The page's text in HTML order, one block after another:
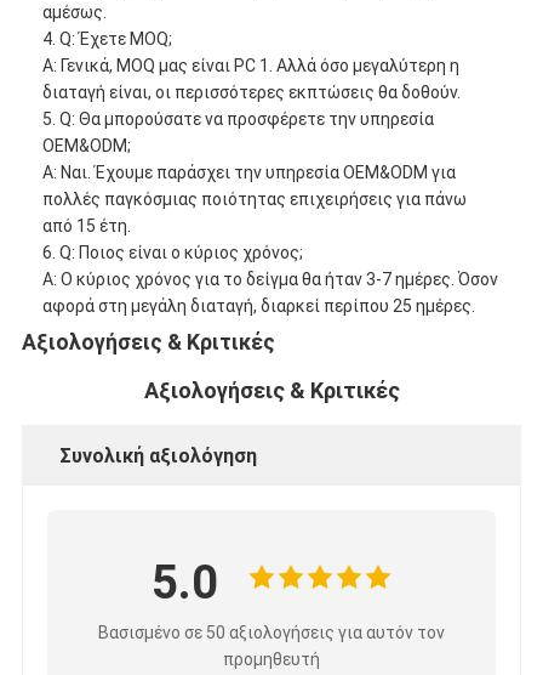
αμέσως.
4. Q: Έχετε MOQ;
Α: Γενικά, MOQ μας είναι PC 1. Αλλά όσο μεγαλύτερη η
διαταγή είναι, οι περισσότερες εκπτώσεις θα δοθούν.
5. Q: Θα μπορούσατε να προσφέρετε την υπηρεσία
OEM&ODM;
Α: Ναι. Έχουμε παράσχει την υπηρεσία OEM&ODM για
πολλές παγκόσμιας ποιότητας επιχειρήσεις για πάνω
από 15 έτη.
6. Q: Ποιος είναι ο κύριος χρόνος;
Α: Ο κύριος χρόνος για το δείγμα θα ήταν 3-7 ημέρες. Όσον
αφορά στη μεγάλη διαταγή, διαρκεί περίπου 25 ημέρες.
Αξιολογήσεις & Κριτικές
Αξιολογήσεις & Κριτικές
Συνολική αξιολόγηση
5.0
Βασισμένο σε 50 αξιολογήσεις για αυτόν τον
προμηθευτή